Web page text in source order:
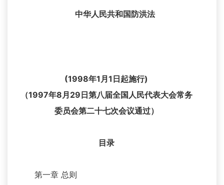
中华人民共和国防洪法
(1998年1月1日起施行)
（1997年8月29日第八届全国人民代表大会常务
委员会第二十七次会议通过）
目录
第一章 总则